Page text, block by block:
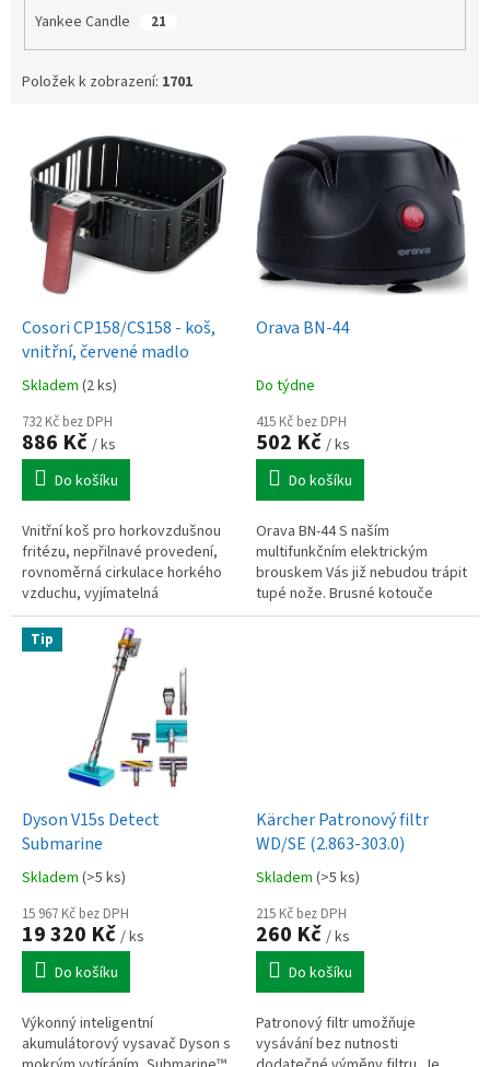
Yankee Candle 21
Položek k zobrazení: 1701
Cosori CP158/CS158 - koš,
vnitřní, červené madlo
Skladem (2 ks)
732 Kč bez DPH
886 Kč / ks
Do košíku
Vnitřní koš pro horkovzdušnou
fritézu, nepřilnavé provedení,
rovnoměrná cirkulace horkého
vzduchu, vyjímatelná
konstrukce, snadné čištění,
červené madlo pro bezpečnou...
Orava BN-44
Do týdne
415 Kč bez DPH
502 Kč / ks
Do košíku
Orava BN-44 S naším
multifunkčním elektrickým
brouskem Vás již nebudou trápit
tupé nože. Brusné kotouče
spolehlivě nabrousí čepel nožů,
Tip
Dyson V15s Detect
Submarine
Skladem (>5 ks)
15 967 Kč bez DPH
19 320 Kč / ks
Do košíku
Výkonný inteligentní
akumulátorový vysavač Dyson s
Kärcher Patronový filtr
WD/SE (2.863-303.0)
Skladem (>5 ks)
215 Kč bez DPH
260 Kč / ks
Do košíku
Patronový filtr umožňuje
vysávání bez nutnosti